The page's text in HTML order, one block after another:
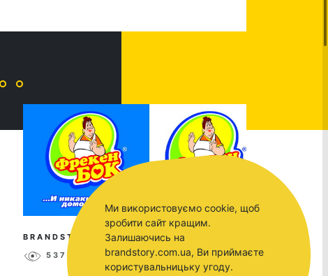
BRANDSTORY
5373 0
Ми використовуємо cookie, щоб
зробити сайт кращим.
Залишаючись на
brandstory.com.ua, Ви приймаєте
користувальницьку угоду.